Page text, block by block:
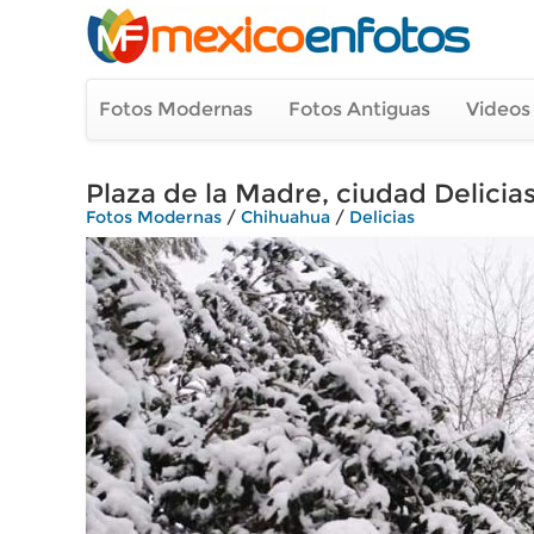
Fotos Modernas Fotos Antiguas
Plaza de la Madre, ciudad
Fotos Modernas / Chihuahua / Delicias